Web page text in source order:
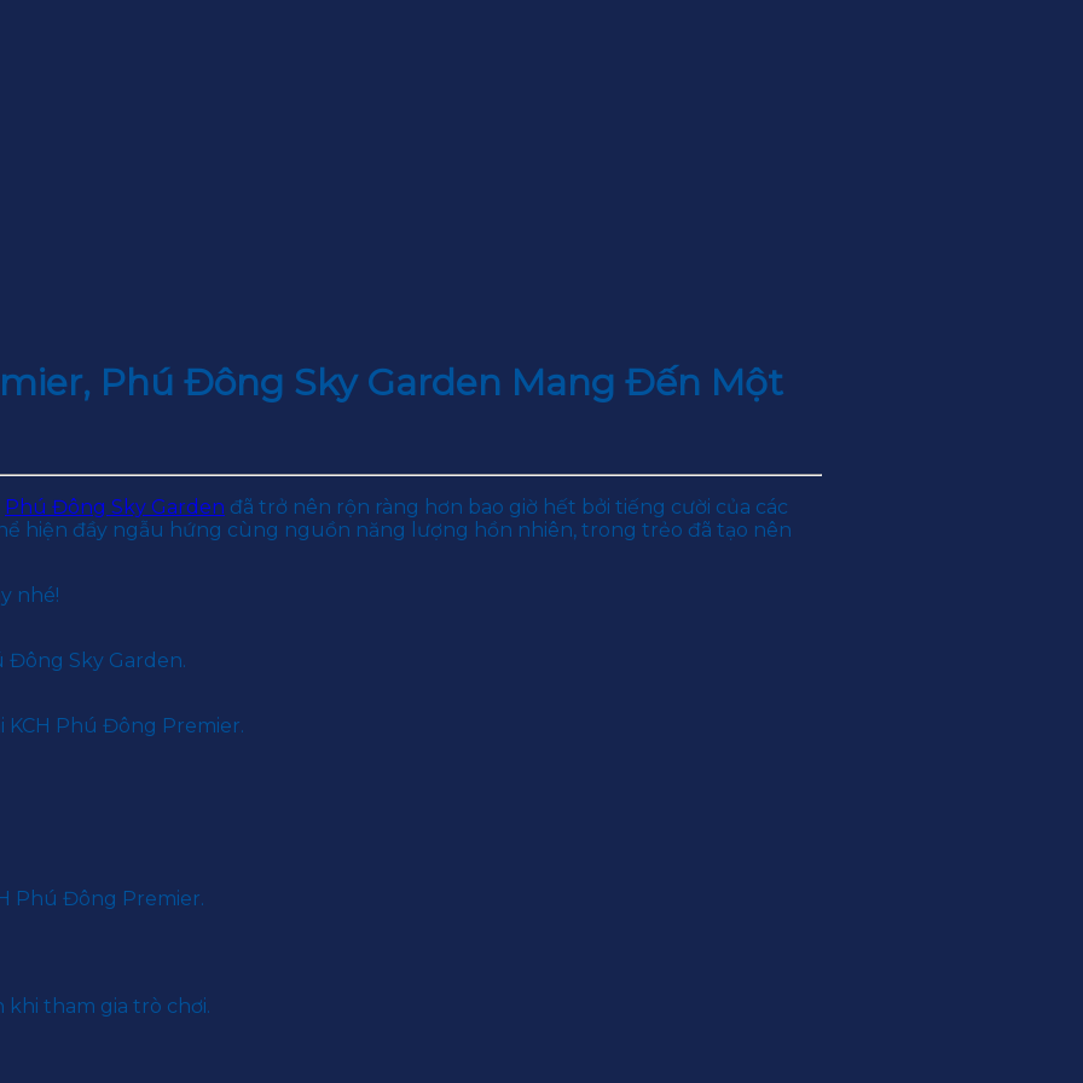
Phú Đông Sky Garden Mang Đến Một
Phú Đông Sky Garden đã trở nên rộn ràng hơn bao giờ hết bởi tiếng cười của các
hiện đầy ngẫu hứng cùng nguồn năng lượng hồn nhiên, trong trẻo đã tạo nên
nhé!
Đông Sky Garden.
KCH Phú Đông Premier.
Phú Đông Premier.
khi tham gia trò chơi.